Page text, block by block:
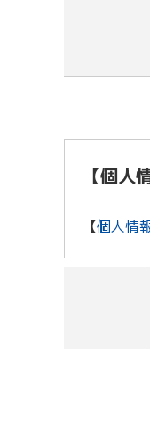
【個人
【個人情